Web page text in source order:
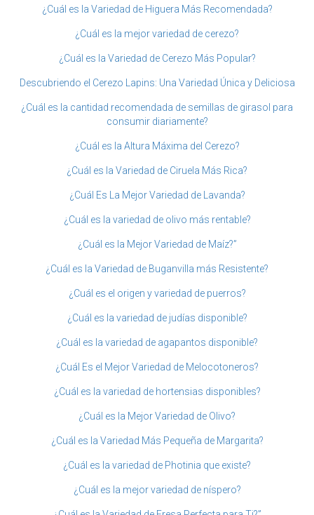
¿Cuál es la Variedad de Higuera Más Recomendada?
¿Cuál es la mejor variedad de cerezo?
¿Cuál es la Variedad de Cerezo Más Popular?
Descubriendo el Cerezo Lapins: Una Variedad Única y Deliciosa
¿Cuál es la cantidad recomendada de semillas de girasol para
consumir diariamente?
¿Cuál es la Altura Máxima del Cerezo?
¿Cuál es la Variedad de Ciruela Más Rica?
¿Cuál Es La Mejor Variedad de Lavanda?
¿Cuál es la variedad de olivo más rentable?
¿Cuál es la Mejor Variedad de Maíz?”
¿Cuál es la Variedad de Buganvilla más Resistente?
¿Cuál es el origen y variedad de puerros?
¿Cuál es la variedad de judías disponible?
¿Cuál es la variedad de agapantos disponible?
¿Cuál Es el Mejor Variedad de Melocotoneros?
¿Cuál es la variedad de hortensias disponibles?
¿Cuál es la Mejor Variedad de Olivo?
¿Cuál es la Variedad Más Pequeña de Margarita?
¿Cuál es la variedad de Photinia que existe?
¿Cuál es la mejor variedad de níspero?